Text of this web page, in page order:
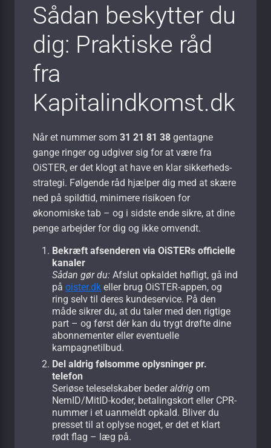
Sådan beskytter du
dig: Praktiske råd
fra
Kapitalindkomst.dk
Når et nummer som 31 21 81 38 gentagne
gange ringer og udgiver sig for at være fra
OiSTER, er det klogt at have en klar sikkerheds-
strategi. Følgende råd hjælper dig med at skære
ned på spildtid, minimere risikoen for
økonomiske tab – og i sidste ende sikre, at dine
penge arbejder for dig og ikke omvendt.
Bekræft afsenderen via OiSTERs officielle
kanaler
Sådan gør du: Afslut opkaldet høfligt, gå ind
på oister.dk eller brug OiSTER-appen, og
ring selv til deres kundeservice. På den
måde sikrer du, at du taler med den rigtige
part – og først dér kan du trygt drøfte dine
abonnementer eller eventuelle
kampagnetilbud.
Del aldrig følsomme oplysninger pr.
telefon
Seriøse teleselskaber bederaldrig om
NemID/MitID-koder, betalingskort eller CPR-
nummer i et uanmeldt opkald. Bliver du
presset til at oplyse noget, er det et klart
rødt flag – læg på.